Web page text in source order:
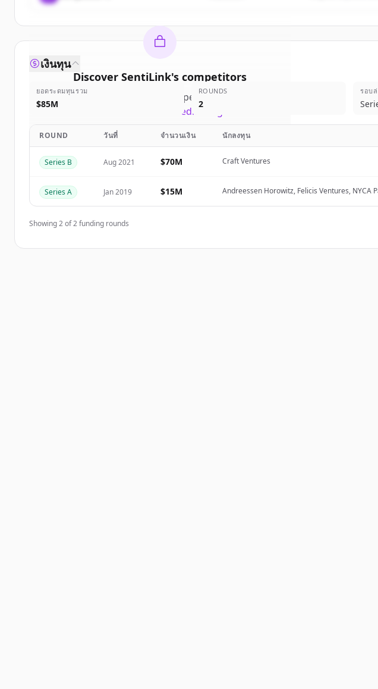
Discover SentiLink's competitors
Sign up for free to view all competitorsof
New accounts include trial credits to get started.
Create Free Account
มีบัญชีอยู่แล้วใช่ไหม
เงินทุน
ยอดระดมทุนรวม
$85M
ROUNDS
2
รอบ
ROUND วันที่ จำนวนเงิน นักลงทุน
Series B Aug 2021 $70M Craft Ventures
Series A Jan 2019 $15M Andreessen Horowitz, Felicis Ventures, NYCA
Showing2of2funding rounds